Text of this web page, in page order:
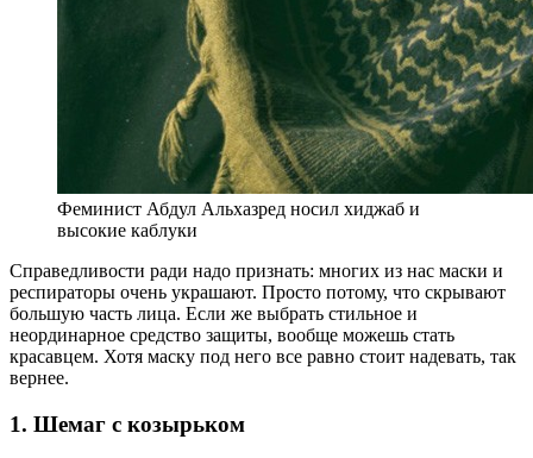
Феминист Абдул Альхазред носил хиджаб и
высокие каблуки
Справедливости ради надо признать: многих из нас маски и
респираторы очень украшают. Просто потому, что скрывают
большую часть лица. Если же выбрать стильное и
неординарное средство защиты, вообще можешь стать
красавцем. Хотя маску под него все равно стоит надевать, так
вернее.
1. Шемаг с козырьком